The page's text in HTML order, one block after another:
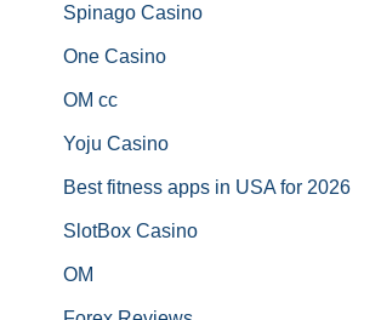
Spinago Casino
One Casino
OM cc
Yoju Casino
Best fitness apps in USA for 2026
SlotBox Casino
OM